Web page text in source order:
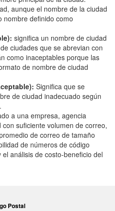
aunque el nombre de la ciudad
nombre definido como
significa un nombre de ciudad
ciudades que se abrevian con
como inaceptables porque las
de nombre de ciudad
Significa que se
de ciudad inadecuado según
a una empresa, agencia
suficiente volumen de correo,
de correo de tamaño
de números de código
análisis de costo-beneficio del
Postal